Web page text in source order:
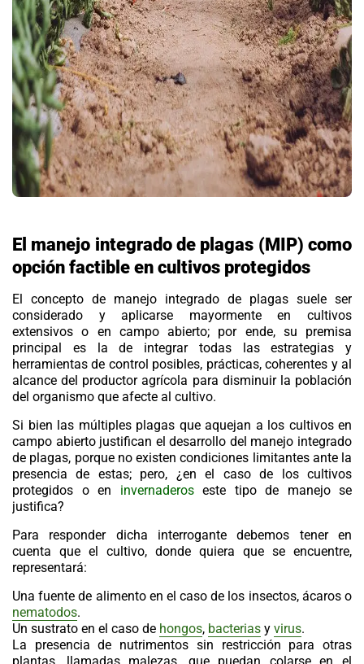
El manejo integrado de plagas (MIP) como
opción factible en cultivos protegidos
El concepto de manejo integrado de plagas suele ser
considerado y aplicarse mayormente en cultivos
extensivos o en campo abierto; por ende, su premisa
principal es la de integrar todas las estrategias y
herramientas de control posibles, prácticas, coherentes y al
alcance del productor agrícola para disminuir la población
del organismo que afecte al cultivo.
Si bien las múltiples plagas que aquejan a los cultivos en
campo abierto justifican el desarrollo del manejo integrado
de plagas, porque no existen condiciones limitantes ante la
presencia de estas; pero, ¿en el caso de los cultivos
protegidos o en invernaderoseste tipo de manejo se
justifica?
Para responder dicha interrogante debemos tener en
cuenta que el cultivo, donde quiera que se encuentre,
representará:
Una fuente de alimento en el caso de los insectos, ácaros o
nematodos.
Un sustrato en el caso de hongos, bacterias y virus.
La presencia de nutrimentos sin restricción para otras